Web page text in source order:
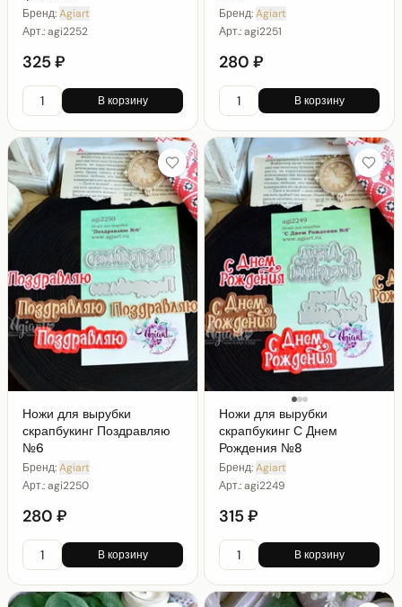
Бренд:Agiart
Арт.:agi2252
325 ₽
В корзину
Бренд:Agiart
Арт.:agi2251
280 ₽
В корзину
Ножи для вырубки
скрапбукинг Поздравляю
№6
Бренд:Agiart
Арт.:agi2250
280 ₽
В корзину
Ножи для вырубки
скрапбукинг С Днем
Рождения №8
Бренд:Agiart
Арт.:agi2249
315 ₽
В корзину